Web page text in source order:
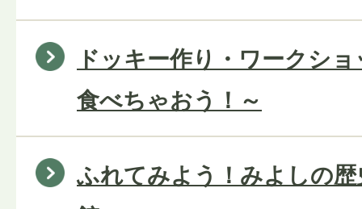
ドッキー作り・ワークシ
食べちゃおう！～
ふれてみよう！みよしの